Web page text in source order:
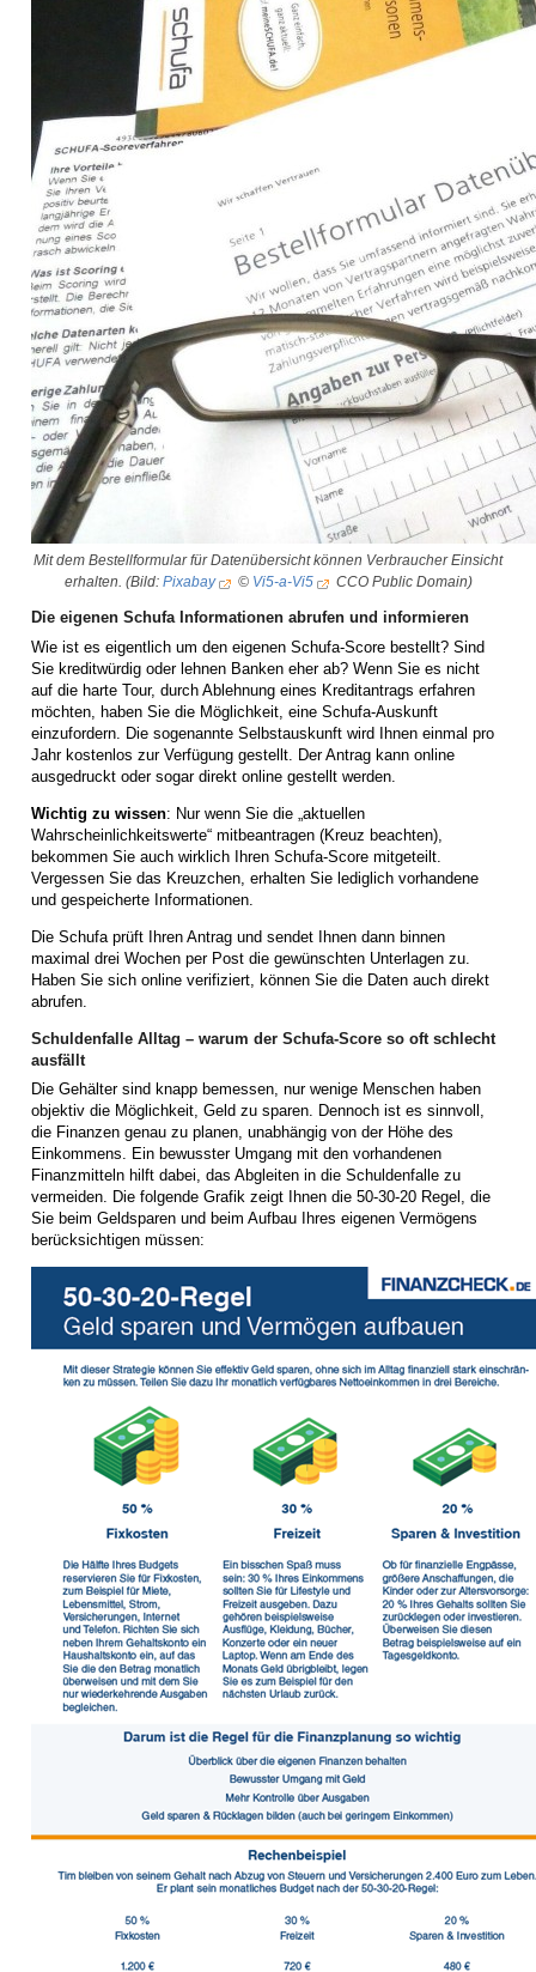
Mit dem Bestellformular für Datenübersicht können Verbraucher Einsicht
erhalten. (Bild: Pixabay © Vi5-a-Vi5 CCO Public Domain)
Die eigenen Schufa Informationen abrufen und informieren
Wie ist es eigentlich um den eigenen Schufa-Score bestellt? Sind
Sie kreditwürdig oder lehnen Banken eher ab? Wenn Sie es nicht
auf die harte Tour, durch Ablehnung eines Kreditantrags erfahren
möchten, haben Sie die Möglichkeit, eine Schufa-Auskunft
einzufordern. Die sogenannte Selbstauskunft wird Ihnen einmal pro
Jahr kostenlos zur Verfügung gestellt. Der Antrag kann online
ausgedruckt oder sogar direkt online gestellt werden.
Wichtig zu wissen: Nur wenn Sie die „aktuellen
Wahrscheinlichkeitswerte“ mitbeantragen (Kreuz beachten),
bekommen Sie auch wirklich Ihren Schufa-Score mitgeteilt.
Vergessen Sie das Kreuzchen, erhalten Sie lediglich vorhandene
und gespeicherte Informationen.
Die Schufa prüft Ihren Antrag und sendet Ihnen dann binnen
maximal drei Wochen per Post die gewünschten Unterlagen zu.
Haben Sie sich online verifiziert, können Sie die Daten auch direkt
abrufen.
Schuldenfalle Alltag – warum der Schufa-Score so oft schlecht
ausfällt
Die Gehälter sind knapp bemessen, nur wenige Menschen haben
objektiv die Möglichkeit, Geld zu sparen. Dennoch ist es sinnvoll,
die Finanzen genau zu planen, unabhängig von der Höhe des
Einkommens. Ein bewusster Umgang mit den vorhandenen
Finanzmitteln hilft dabei, das Abgleiten in die Schuldenfalle zu
vermeiden. Die folgende Grafik zeigt Ihnen die 50-30-20 Regel, die
Sie beim Geldsparen und beim Aufbau Ihres eigenen Vermögens
berücksichtigen müssen: